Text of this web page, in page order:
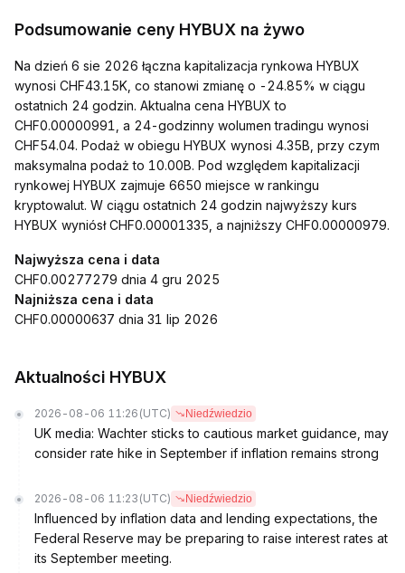
Podsumowanie ceny HYBUX na żywo
Na dzień 6 sie 2026 łączna kapitalizacja rynkowa HYBUX
wynosi CHF43.15K, co stanowi zmianę o -24.85% w ciągu
ostatnich 24 godzin. Aktualna cena HYBUX to
CHF0.00000991, a 24-godzinny wolumen tradingu wynosi
CHF54.04. Podaż w obiegu HYBUX wynosi 4.35B, przy czym
maksymalna podaż to 10.00B. Pod względem kapitalizacji
rynkowej HYBUX zajmuje 6650 miejsce w rankingu
kryptowalut. W ciągu ostatnich 24 godzin najwyższy kurs
HYBUX wyniósł CHF0.00001335, a najniższy CHF0.00000979.
Najwyższa cena i data
CHF0.00277279 dnia 4 gru 2025
Najniższa cena i data
CHF0.00000637 dnia 31 lip 2026
Aktualności HYBUX
2026-08-06 11:26 (UTC) Niedźwiedzio
UK media: Wachter sticks to cautious market guidance, may
consider rate hike in September if inflation remains strong
2026-08-06 11:23 (UTC) Niedźwiedzio
Influenced by inflation data and lending expectations, the
Federal Reserve may be preparing to raise interest rates at
its September meeting.